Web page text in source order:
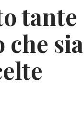
tante
che sia